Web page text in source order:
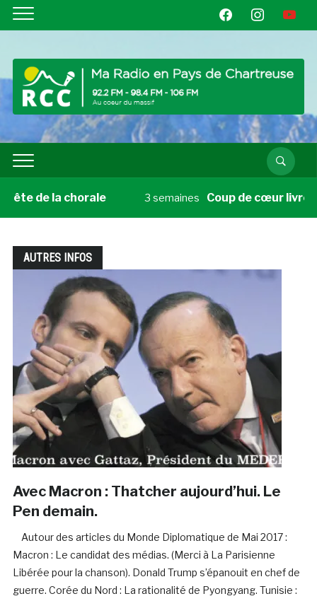
facebookinstagramyoutube
chorale 3 semaines Coup de cœur livre du
AUTRES INFOS
Avec Macron : Thatcher aujourd’hui. Le
Pen demain.
Autour des articles du Monde Diplomatique de Mai 2017 :
Macron : Le candidat des médias. (Merci à La Parisienne
Libérée pour la chanson). Donald Trump s’épanouit en chef de
guerre. Corée du Nord : La rationalité de Pyongyang. Tunisie :